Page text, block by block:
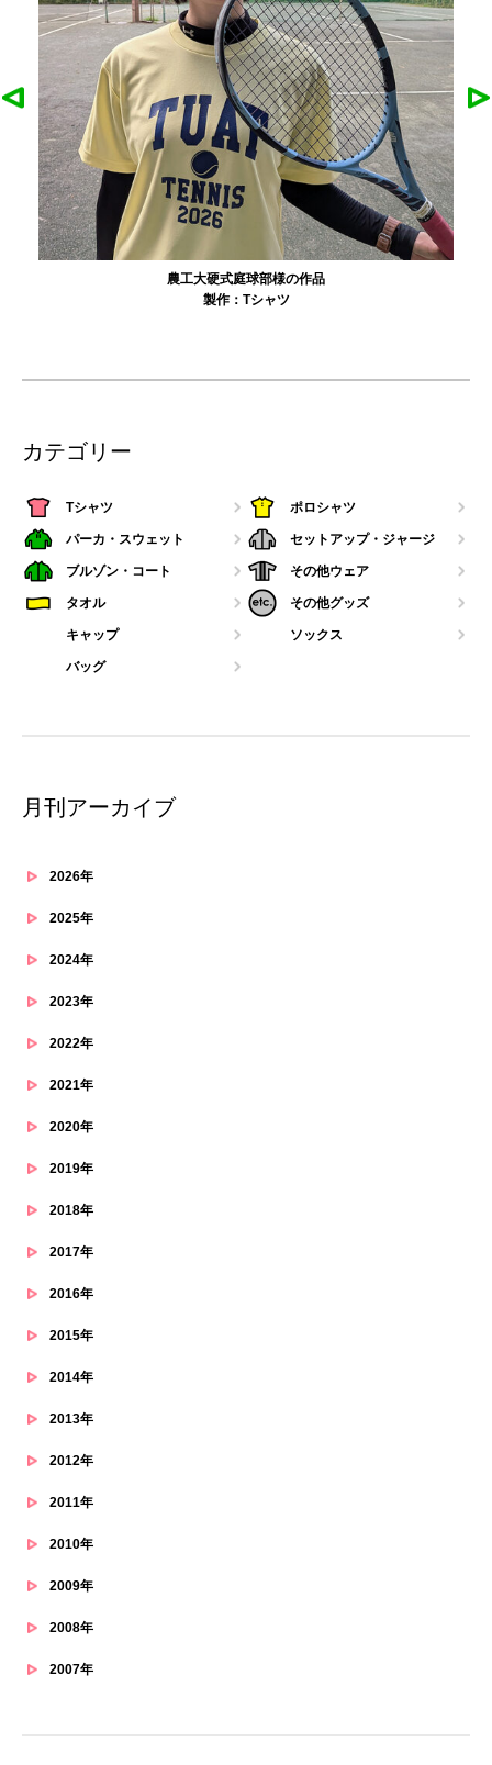
農工大硬式庭球部様の作品
製作： Tシャツ
カテゴリー
Tシャツ ポロシャツ
パーカ・スウェット セットアップ・ジャージ
ブルゾン・コート その他ウェア
タオル その他グッズ
キャップ ソックス
バッグ
月刊アーカイブ
2026年
2025年
2024年
2023年
2022年
2021年
2020年
2019年
2018年
2017年
2016年
2015年
2014年
2013年
2012年
2011年
2010年
2009年
2008年
2007年